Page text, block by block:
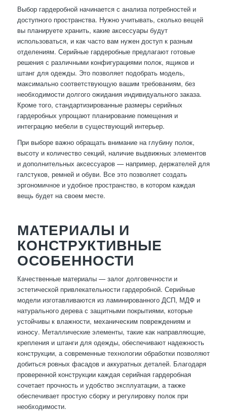
Выбор гардеробной начинается с анализа потребностей и
доступного пространства. Нужно учитывать, сколько вещей
вы планируете хранить, какие аксессуары будут
использоваться, и как часто вам нужен доступ к разным
отделениям. Серийные гардеробные предлагают готовые
решения с различными конфигурациями полок, ящиков и
штанг для одежды. Это позволяет подобрать модель,
максимально соответствующую вашим требованиям, без
необходимости долгого ожидания индивидуального заказа.
Кроме того, стандартизированные размеры серийных
гардеробных упрощают планирование помещения и
интеграцию мебели в существующий интерьер.
При выборе важно обращать внимание на глубину полок,
высоту и количество секций, наличие выдвижных элементов
и дополнительных аксессуаров — например, держателей для
галстуков, ремней и обуви. Все это позволяет создать
эргономичное и удобное пространство, в котором каждая
вещь будет на своем месте.
МАТЕРИАЛЫ И
КОНСТРУКТИВНЫЕ
ОСОБЕННОСТИ
Качественные материалы — залог долговечности и
эстетической привлекательности гардеробной. Серийные
модели изготавливаются из ламинированного ДСП, МДФ и
натурального дерева с защитными покрытиями, которые
устойчивы к влажности, механическим повреждениям и
износу. Металлические элементы, такие как направляющие,
крепления и штанги для одежды, обеспечивают надежность
конструкции, а современные технологии обработки позволяют
добиться ровных фасадов и аккуратных деталей. Благодаря
проверенной конструкции каждая серийная гардеробная
сочетает прочность и удобство эксплуатации, а также
обеспечивает простую сборку и регулировку полок при
необходимости.